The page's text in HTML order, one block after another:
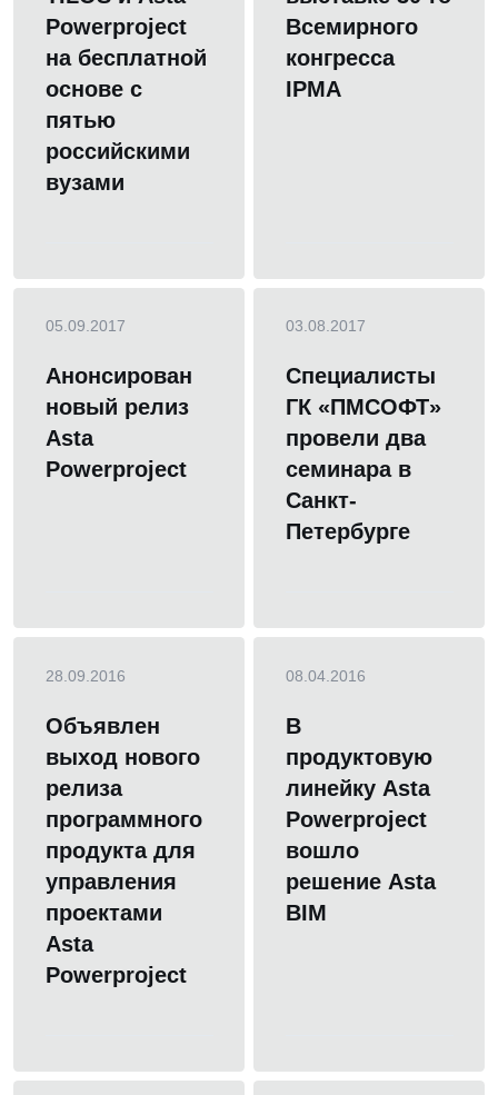
Powerproject
на бесплатной
основе с
пятью
российскими
вузами
Всемирного
конгресса
IPMA
05.09.2017
Анонсирован
новый релиз
Asta
Powerproject
03.08.2017
Специалисты
ГК «ПМСОФТ»
провели два
семинара в
Санкт-
Петербурге
28.09.2016
Объявлен
выход нового
релиза
программного
продукта для
управления
проектами
Asta
Powerproject
08.04.2016
В
продуктовую
линейку Asta
Powerproject
вошло
решение Asta
BIM